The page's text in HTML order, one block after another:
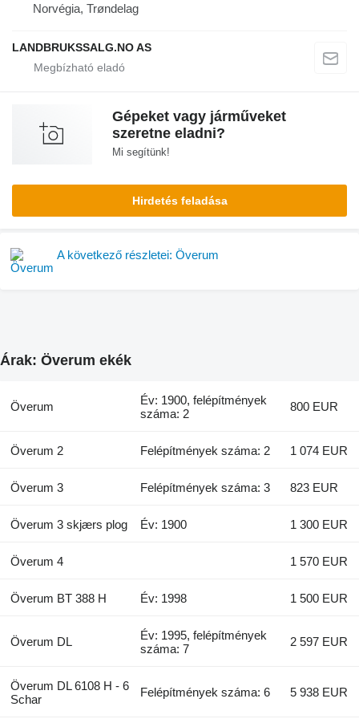
Norvégia, Trøndelag
LANDBRUKSSALG.NO AS
Gépeket vagy járműveket
szeretne eladni?
Mi segítünk!
Hirdetés feladása
A következő részletei: Överum
Árak: Överum ekék
Överum
Év: 1900, felépítmények
száma: 2
800 EUR
Överum 2 Felépítmények száma: 2 1 074 EUR
Överum 3 Felépítmények száma: 3 823 EUR
Överum 3 skjærs plog Év: 1900 1 300 EUR
Överum 4 1 570 EUR
Överum BT 388 H Év: 1998 1 500 EUR
Överum DL
Év: 1995, felépítmények
száma: 7
2 597 EUR
Överum DL 6108 H - 6
Schar
Felépítmények száma: 6 5 938 EUR